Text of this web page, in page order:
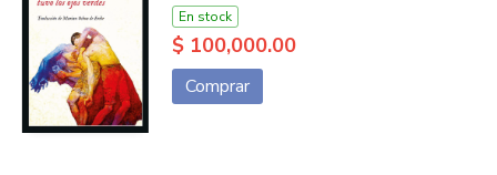
En stock
$ 100,000.00
Comprar